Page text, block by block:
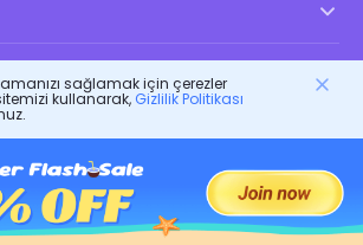
Anlaşması
sağlamak için çerezler
kullanarak, Gizlilik Politikası